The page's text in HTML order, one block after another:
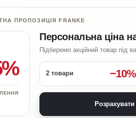
ПРОПОЗИЦІЯ FRANKE
Персональна ціна
Підберемо акційний товар під
2 товари −10%